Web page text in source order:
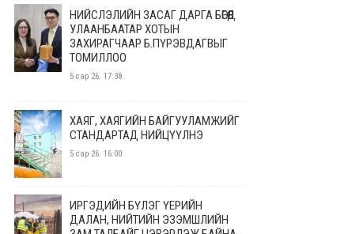
НИЙСЛЭЛИЙН ЗАСАГ ДАРГА БӨГӨӨД
УЛААНБААТАР ХОТЫН
ЗАХИРАГЧААР Б.ПҮРЭВДАГВЫГ
ТОМИЛЛОО
5 сар 26. 17:38
ХАЯГ, ХАЯГИЙН БАЙГУУЛАМЖИЙГ
СТАНДАРТАД НИЙЦҮҮЛНЭ
5 сар 26. 16:00
ИРГЭДИЙН БҮЛЭГ ҮЕРИЙН
ДАЛАН, НИЙТИЙН ЭЗЭМШЛИЙН